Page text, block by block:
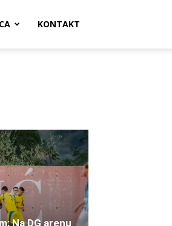
KONTAKT
Na DG arenu